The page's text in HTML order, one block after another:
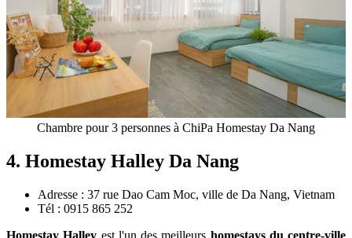
Chambre pour 3 personnes à ChiPa Homestay Da Nang
4. Homestay Halley Da Nang
Adresse : 37 rue Dao Cam Moc, ville de Da Nang, Vietnam
Tél : 0915 865 252
Homestay Halley est l'un des meilleurs homestays du centre-ville